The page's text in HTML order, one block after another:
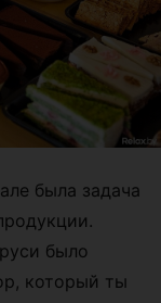
была задача
было
который ты